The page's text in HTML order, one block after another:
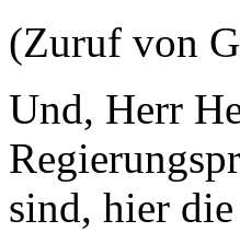
(Zuruf von
Und, Herr
sind, hier